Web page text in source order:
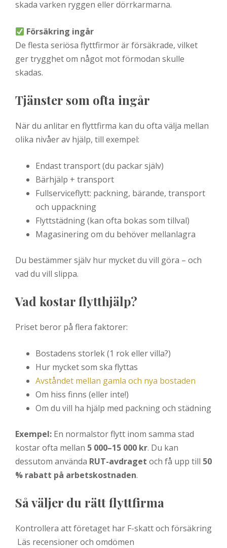
skada varken ryggen eller dörrkarmarna.
Försäkring ingår
De flesta seriösa flyttfirmor är försäkrade, vilket
ger trygghet om något mot förmodan skulle
skadas.
Tjänster som ofta ingår
När du anlitar en flyttfirma kan du ofta välja mellan
olika nivåer av hjälp, till exempel:
Endast transport (du packar själv)
Bärhjälp + transport
Fullserviceflytt: packning, bärande, transport
och uppackning
Flyttstädning (kan ofta bokas som tillval)
Magasinering om du behöver mellanlagra
Du bestämmer själv hur mycket du vill göra – och
vad du vill slippa.
Vad kostar flytthjälp?
Priset beror på flera faktorer:
Bostadens storlek (1 rok eller villa?)
Hur mycket som ska flyttas
Avståndet mellan gamla och nya bostaden
Om hiss finns (eller inte!)
Om du vill ha hjälp med packning och städning
Exempel: En normalstor flytt inom samma stad
kostar ofta mellan 5 000–15 000 kr. Du kan
dessutom använda RUT-avdraget och få upp till 50
% rabatt på arbetskostnaden.
Så väljer du rätt flyttfirma
Kontrollera att företaget har F-skatt och försäkring
Läs recensioner och omdömen